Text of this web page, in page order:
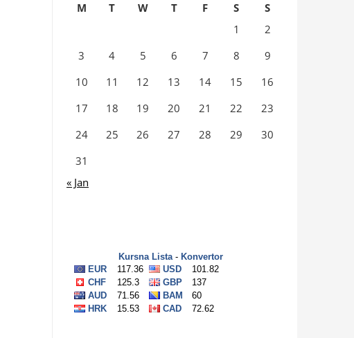
M T W T F S
S
1
2
3
4 5 6 7 8
9
10
11 12 13 14 15
16
17
18 19 20 21 22
23
24
25 26 27 28 29
30
31
« Jan